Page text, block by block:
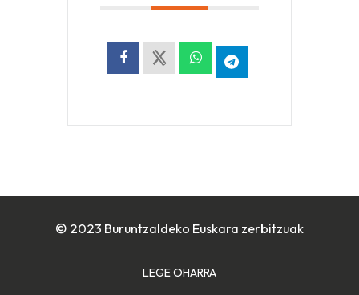
© 2023 Buruntzaldeko Euskara zerbitzuak
LEGE OHARRA